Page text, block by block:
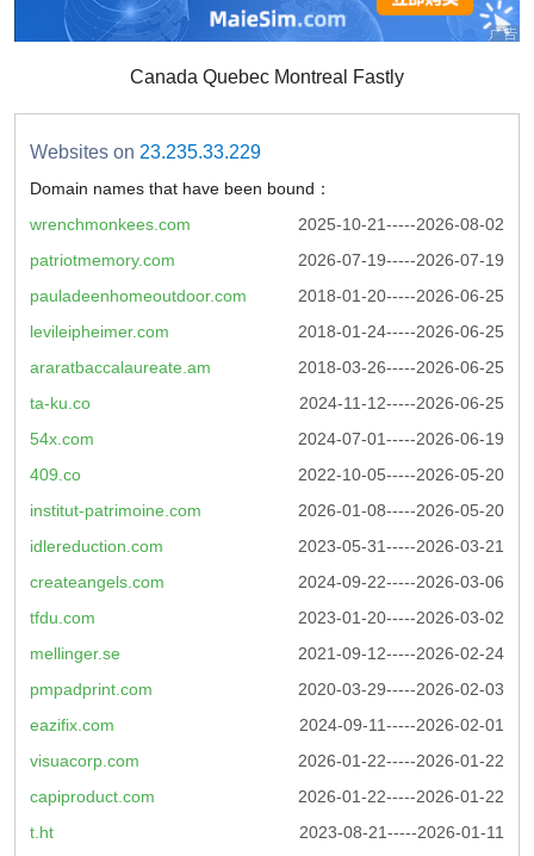
Canada Quebec Montreal Fastly
Websites on 23.235.33.229
Domain names that have been bound：
2025-10-21-----2026-08-02
wrenchmonkees.com
2026-07-19-----2026-07-19
patriotmemory.com
2018-01-20-----2026-06-25
pauladeenhomeoutdoor.com
2018-01-24-----2026-06-25
levileipheimer.com
2018-03-26-----2026-06-25
araratbaccalaureate.am
2024-11-12-----2026-06-25
ta-ku.co
2024-07-01-----2026-06-19
54x.com
2022-10-05-----2026-05-20
409.co
2026-01-08-----2026-05-20
institut-patrimoine.com
2023-05-31-----2026-03-21
idlereduction.com
2024-09-22-----2026-03-06
createangels.com
2023-01-20-----2026-03-02
tfdu.com
2021-09-12-----2026-02-24
mellinger.se
2020-03-29-----2026-02-03
pmpadprint.com
2024-09-11-----2026-02-01
eazifix.com
2026-01-22-----2026-01-22
visuacorp.com
2026-01-22-----2026-01-22
capiproduct.com
2023-08-21-----2026-01-11
t.ht